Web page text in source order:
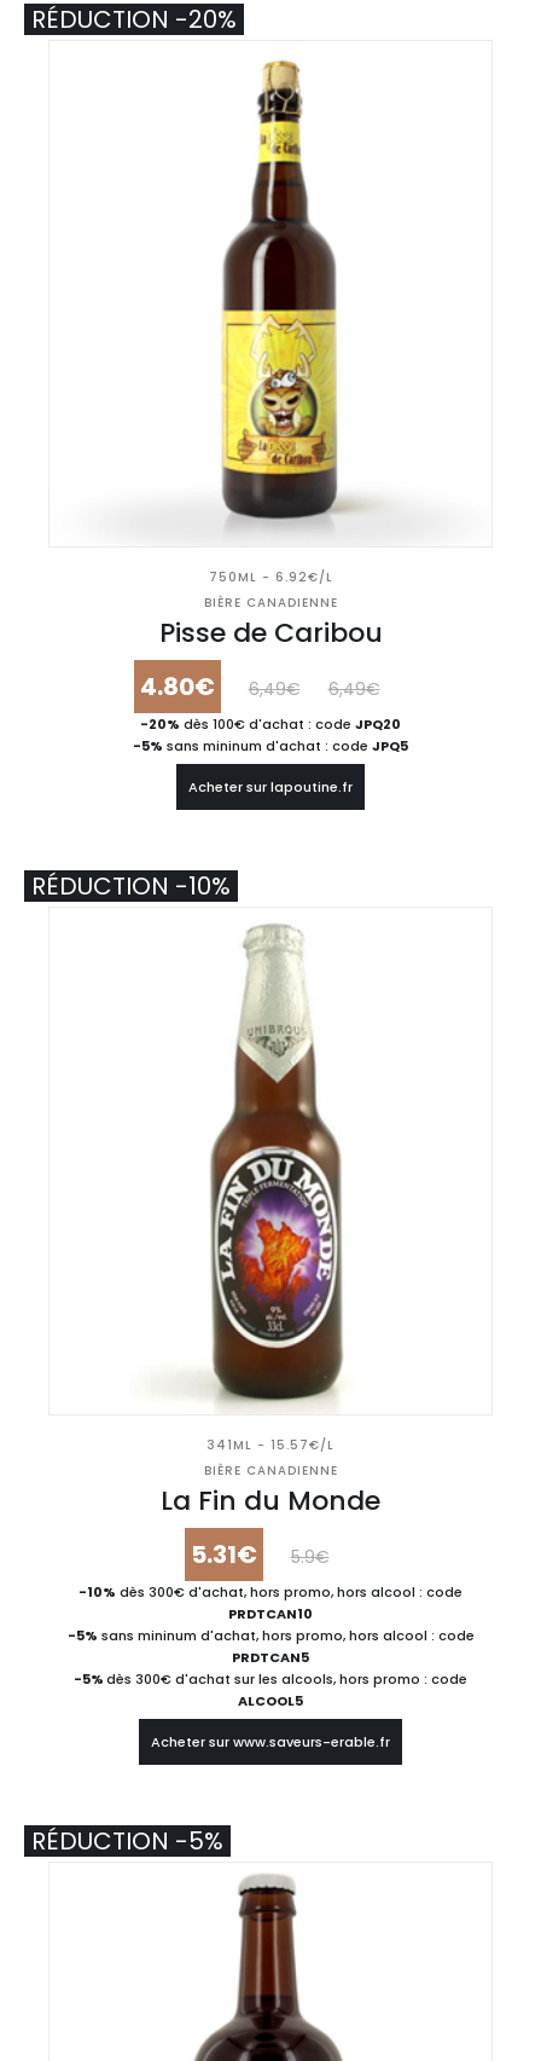
750ML - 6.92€/L
BIÈRE CANADIENNE
Pisse de Caribou
4.80€ 6,49€ 6,49€
-20% dès 100€ d'achat : code JPQ20
-5% sans mininum d'achat : code JPQ5
RÉDUCTION -20%
Acheter sur lapoutine.fr
341ML - 15.57€/L
BIÈRE CANADIENNE
La Fin du Monde
5.31€ 5.9€
-10% dès 300€ d'achat, hors promo, hors alcool : code
PRDTCAN10
-5% sans mininum d'achat, hors promo, hors alcool : code
PRDTCAN5
-5%dès 300€ d'achat sur les alcools, hors promo : code
ALCOOL5
RÉDUCTION -10%
Acheter sur www.saveurs-erable.fr
RÉDUCTION -5%